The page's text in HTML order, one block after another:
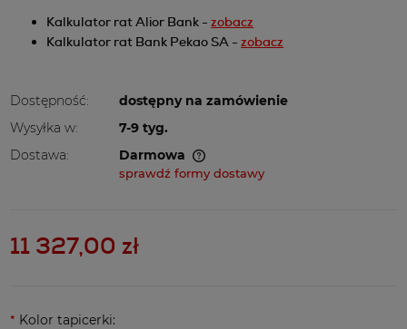
Kalkulator rat Alior Bank -zobacz
Kalkulator rat Bank Pekao SA -zobacz
Dostępność:
dostępny na zamówienie
Wysyłka w:
7-9 tyg.
Dostawa:
Darmowa
Cena nie zawiera ewentualnych kosztów płatności
sprawdź formy dostawy
11 327,00 zł
* Kolor tapicerki: